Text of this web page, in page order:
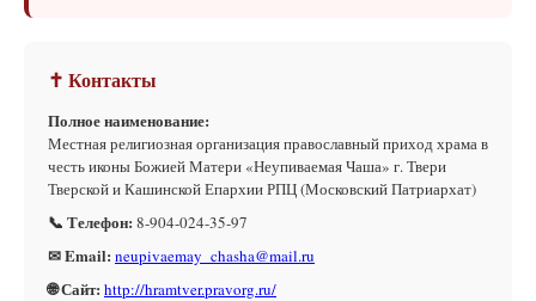
✝ Контакты
Полное наименование:
Местная религиозная организация православный приход храма в
честь иконы Божией Матери «Неупиваемая Чаша» г. Твери
Тверской и Кашинской Епархии РПЦ (Московский Патриархат)
📞 Телефон: 8-904-024-35-97
✉ Email: neupivaemay_chasha@mail.ru
🌐 Сайт: http://hramtver.pravorg.ru/